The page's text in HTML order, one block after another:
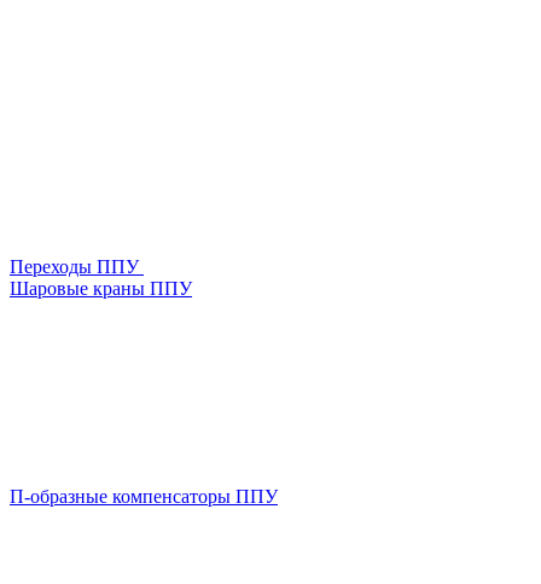
Переходы ППУ
Шаровые краны ППУ
П-образные компенсаторы ППУ